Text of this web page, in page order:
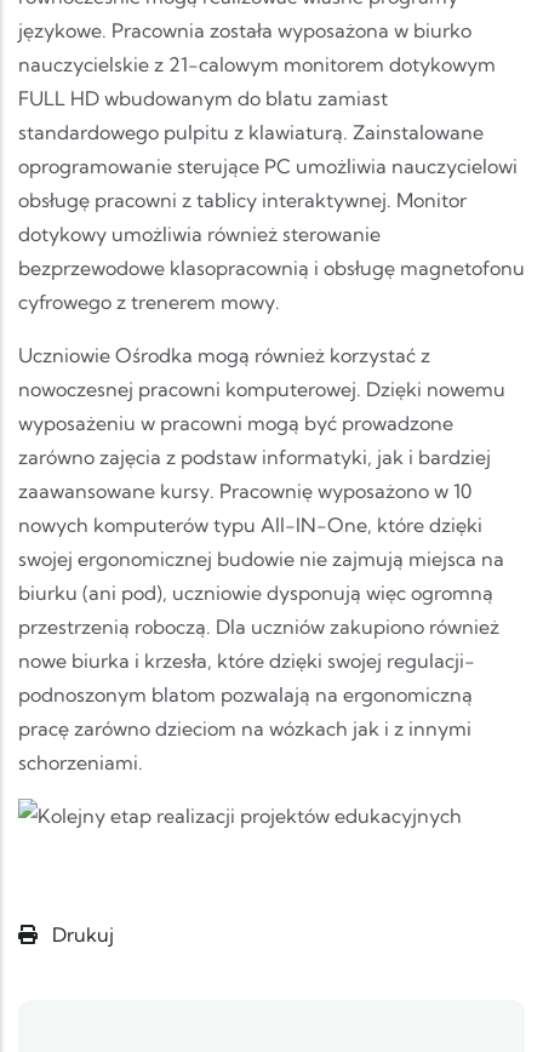
językowe. Pracownia została wyposażona w biurko
nauczycielskie z 21-calowym monitorem dotykowym
FULL HD wbudowanym do blatu zamiast
standardowego pulpitu z klawiaturą. Zainstalowane
oprogramowanie sterujące PC umożliwia nauczycielowi
obsługę pracowni z tablicy interaktywnej. Monitor
dotykowy umożliwia również sterowanie
bezprzewodowe klasopracownią i obsługę magnetofonu
cyfrowego z trenerem mowy.
Uczniowie Ośrodka mogą również korzystać z
nowoczesnej pracowni komputerowej. Dzięki nowemu
wyposażeniu w pracowni mogą być prowadzone
zarówno zajęcia z podstaw informatyki, jak i bardziej
zaawansowane kursy. Pracownię wyposażono w 10
nowych komputerów typu All-IN-One, które dzięki
swojej ergonomicznej budowie nie zajmują miejsca na
biurku (ani pod), uczniowie dysponują więc ogromną
przestrzenią roboczą. Dla uczniów zakupiono również
nowe biurka i krzesła, które dzięki swojej regulacji-
podnoszonym blatom pozwalają na ergonomiczną
pracę zarówno dzieciom na wózkach jak i z innymi
schorzeniami.
Drukuj